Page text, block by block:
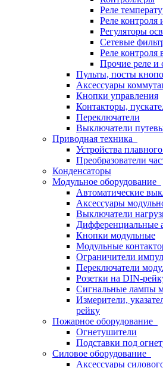
Реле
Реле контроля
Регуляторы
Сетевые
Реле контроля
Прочие реле и
Пульты, посты
Аксессуары
Кнопки управления
Контакторы,
Переключатели
Выключатели
Приводная техника
Устройства
Преобразователи
Конденсаторы
Модульное оборудование
Автоматические
Аксессуары
Выключатели
Дифференциальные
Кнопки модульные
Модульные
Ограничители
Переключатели
Розетки на DIN-
Сигнальные лампы
Измерители,
рейку
Пожарное оборудование
Огнетушители
Подставки под
Силовое оборудование
Аксессуары